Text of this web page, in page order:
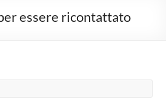
essere ricontattato